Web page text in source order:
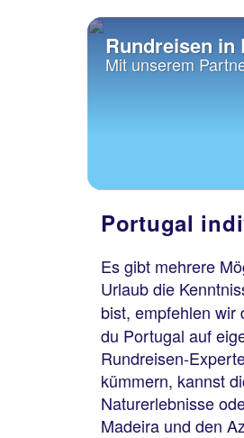
Rundreisen in
Mit unserem
Portugal
Es gibt mehrere
Urlaub die
bist, empfehlen wir
du Portugal auf
Rundreisen-
kümmern, kannst
Naturerlebnisse
Madeira und den